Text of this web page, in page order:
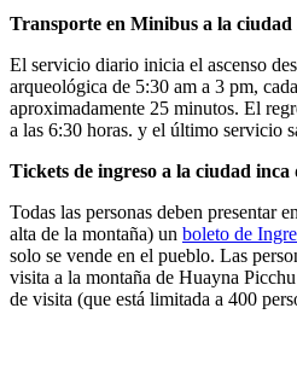
Transporte en Minibus a la
El servicio diario inicia el ascenso
arqueológica de 5:30 am a 3 pm,
aproximadamente 25 minutos. El
a las 6:30 horas. y el último servicio
Tickets de ingreso a la ciudad
Todas las personas deben presentar
alta de la montaña) un boleto de
solo se vende en el pueblo. Las
visita a la montaña de Huayna
de visita (que está limitada a 400